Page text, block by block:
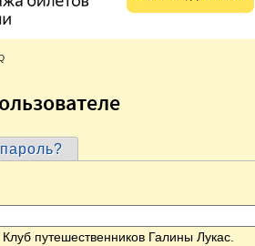
путешественников Галины Лукас.